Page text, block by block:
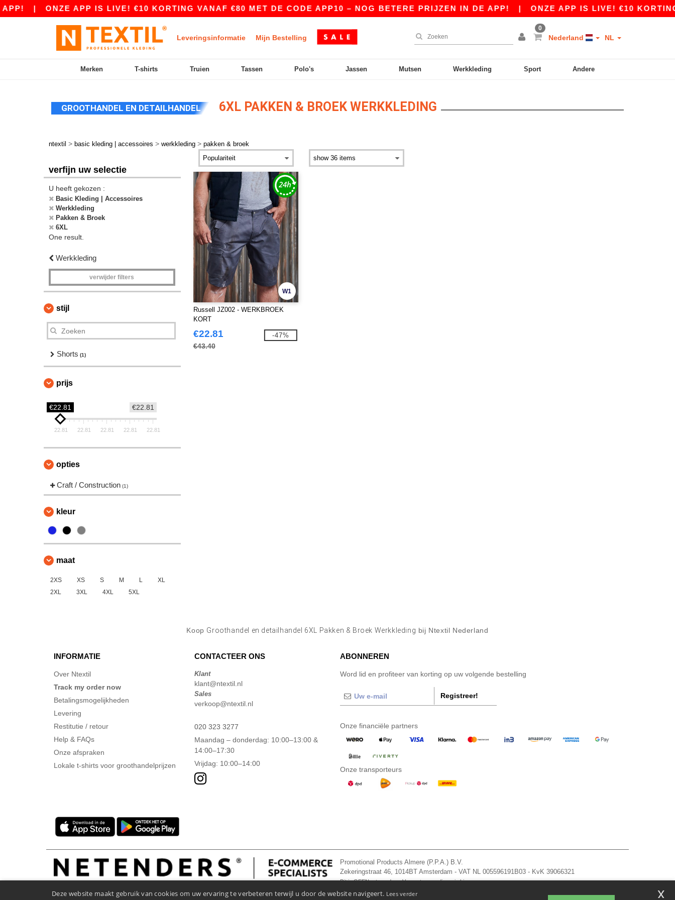
| ONZE APP IS LIVE! €10 KORTING VANAF €80 MET DE CODE APP10 – NOG BETERE PRIJZEN IN DE APP!| ONZE APP IS LIVE! €10 KORTING
Leveringsinformatie Mijn Bestelling
0
Nederland NL
Merken T-shirts Truien Tassen Polo's Jassen Mutsen Werkkleding Sport Andere
GROOTHANDEL EN DETAILHANDEL 6XL PAKKEN & BROEK WERKKLEDING
ntextil > basic kleding | accessoires > werkkleding > pakken & broek
verfijn uw selectie
U heeft gekozen :
Basic Kleding | Accessoires
Werkkleding
Pakken & Broek
6XL
One result.
Werkkleding
verwijder filters
stijl
Shorts (1)
prijs
€22.81
€22.81
22.81 22.81 22.81 22.81 22.81
opties
Craft / Construction (1)
kleur
maat
2XS XS S M L
XL
2XL
3XL 4XL 5XL
W1
Russell JZ002 - WERKBROEK
KORT
€22.81
€43.40
-47%
Koop Groothandel en detailhandel 6XL Pakken & Broek Werkkleding bij Ntextil Nederland
INFORMATIE
Over Ntextil
Track my order now
Betalingsmogelijkheden
Levering
Restitutie / retour
Help & FAQs
Onze afspraken
Lokale t-shirts voor groothandelprijzen
CONTACTEER ONS
Klant
klant@ntextil.nl
Sales
verkoop@ntextil.nl
020 323 3277
Maandag – donderdag: 10:00–13:00 &
14:00–17:30
Vrijdag: 10:00–14:00
ABONNEREN
Word lid en profiteer van korting op uw volgende bestelling
Registreer!
Onze financiële partners
Onze transporteurs
Promotional Products Almere (P.P.A.) B.V.
Zekeringstraat 46, 1014BT Amsterdam - VAT NL 005596191B03 - KvK 39066321
Dit is GEEN retouradres. Voor retourzending, zie hier
Deze website maakt gebruik van cookies om uw ervaring te verbeteren terwijl u door de website navigeert. Lees verder
x